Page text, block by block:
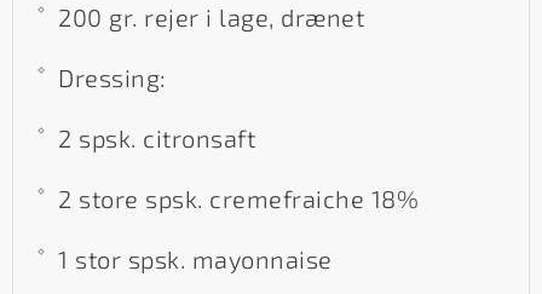
200 gr. rejer i lage, drænet
Dressing:
2 spsk. citronsaft
2 store spsk. cremefraiche 18%
1 stor spsk. mayonnaise